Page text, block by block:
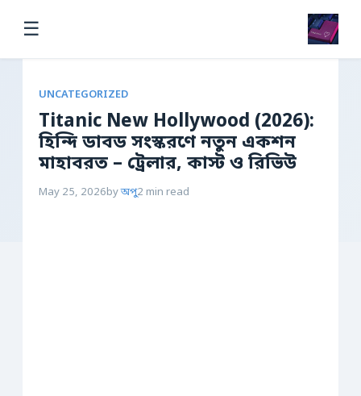
☰
UNCATEGORIZED
Titanic New Hollywood (2026):
হিন্দি ডাবড সংস্করণে নতুন একশন
মাহাবরত – ট্রেলার, কাস্ট ও রিভিউ
May 25, 2026byঅপু2 min read